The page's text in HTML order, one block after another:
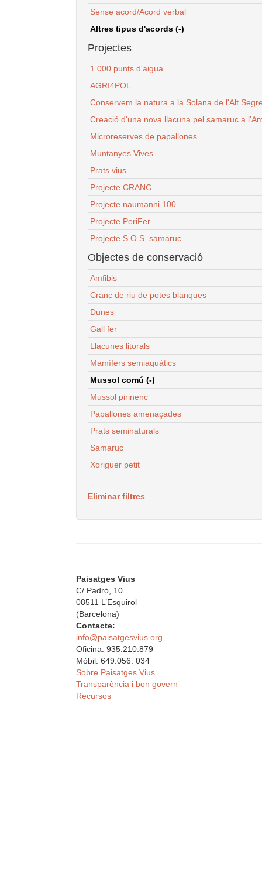
Sense acord/Acord verbal
Altres tipus d'acords (-)
Projectes
1.000 punts d'aigua
AGRI4POL
Conservem la natura a la Solana de l'Alt
Creació d'una nova llacuna pel samaruc a
Microreserves de papallones
Muntanyes Vives
Prats vius
Projecte CRANC
Projecte naumanni 100
Projecte PeriFer
Projecte S.O.S. samaruc
Objectes de conservació
Amfibis
Cranc de riu de potes blanques
Dunes
Gall fer
Llacunes litorals
Mamífers semiaquàtics
Mussol comú (-)
Mussol pirinenc
Papallones amenaçades
Prats seminaturals
Samaruc
Xoriguer petit
Eliminar filtres
Paisatges Vius
C/ Padró, 10
08511 L’Esquirol
(Barcelona)
Contacte:
info@paisatgesvius.org
Oficina: 935.210.879
Mòbil: 649.056. 034
Sobre Paisatges Vius
Transparència i bon govern
Recursos